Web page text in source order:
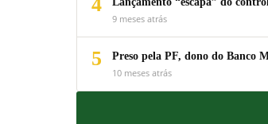
9 meses atrás
5
Preso pela PF, dono do Banco
10 meses atrás